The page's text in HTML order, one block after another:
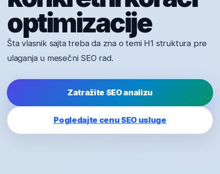
optimizacije
Šta vlasnik sajta treba da zna o temi H1 struktura pre
ulaganja u mesečni SEO rad.
Zatražite SEO analizu
Pogledajte cenu SEO usluge